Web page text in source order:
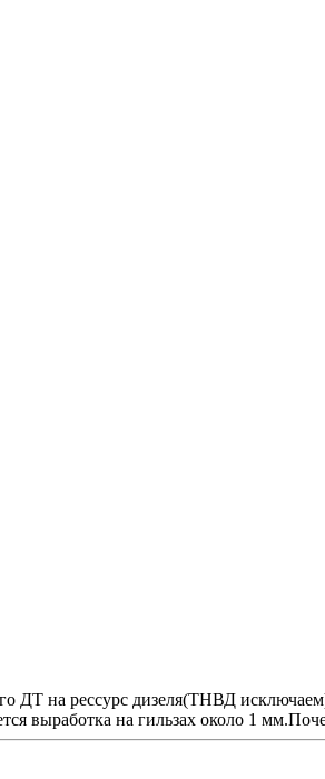
ДТ на рессурс дизеля(ТНВД
выработка на гильзах около 1